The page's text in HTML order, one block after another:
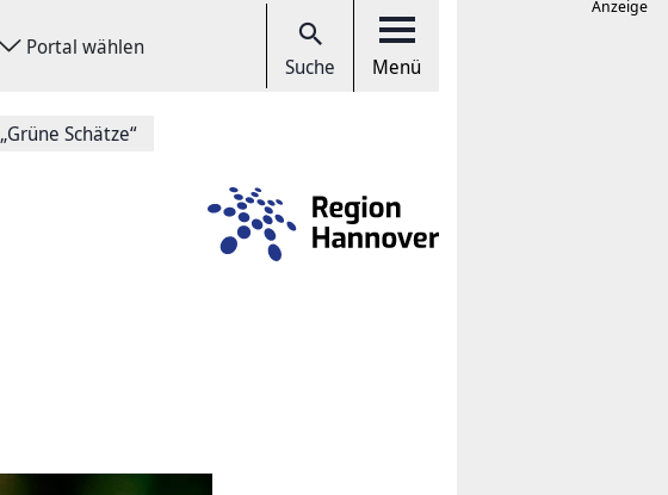
Portal wählen
Suche Menü
„Grüne Schätze“
Anzeige